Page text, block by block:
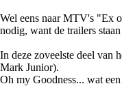
Wel eens naar MTV's "Ex
nodig, want de trailers
In deze zoveelste deel van
Mark Junior).
Oh my Goodness... wat